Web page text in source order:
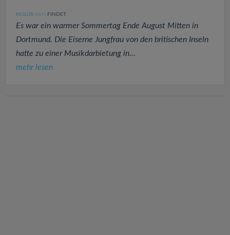
NOLUX (107 ) FINDET:
Es war ein warmer Sommertag Ende August Mitten in
Dortmund. Die Eiserne Jungfrau von den britischen Inseln
hatte zu einer Musikdarbietung in...
mehr lesen